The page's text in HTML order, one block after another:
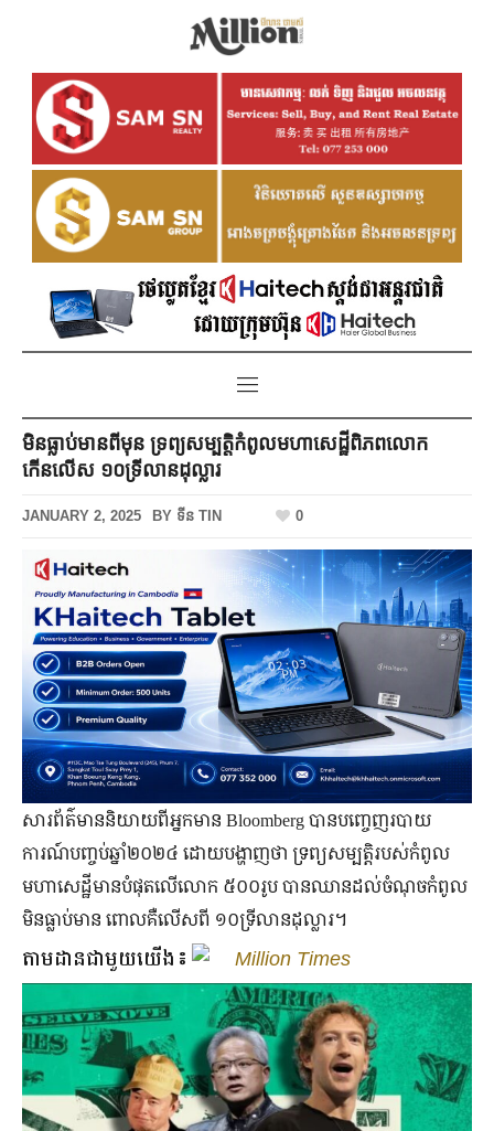
មិនធ្លាប់មានពីមុន ទ្រព្យសម្បត្តិកំពូលមហាសេដ្ឋីពិភពលោក
កើនលើស ១០ទ្រីលានដុល្លារ
JANUARY 2, 2025 BY ទីន TIN 0
សារព័ត៌មាននិយាយពីអ្នកមាន Bloomberg បានបញ្ចេញរបាយ
ការណ៍បញ្ចប់ឆ្នាំ២០២៤ ដោយបង្ហាញថា ទ្រព្យសម្បត្តិរបស់កំពូល
មហាសេដ្ឋីមានបំផុតលើលោក ៥០០រូប បានឈានដល់ចំណុចកំពូល
មិនធ្លាប់មាន ពោលគឺលើសពី ១០ទ្រីលានដុល្លារ។
តាមដានជាមួយយើង៖ Million Times